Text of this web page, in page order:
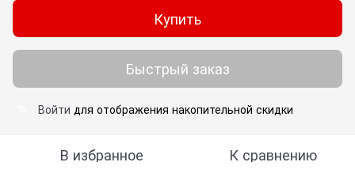
Купить
Быстрый заказ
Войти для отображения накопительной скидки
В избранное К сравнению